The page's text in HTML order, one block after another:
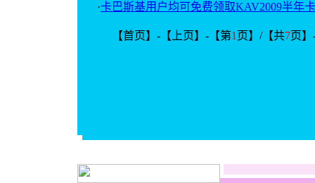
·卡巴斯基用户均可免费领取KAV2009半年卡
【首页】-【上页】-【第1 页】/【共7页